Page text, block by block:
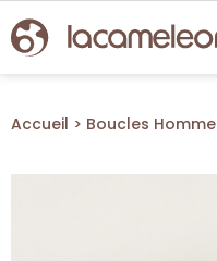
Accueil Boucles Homme